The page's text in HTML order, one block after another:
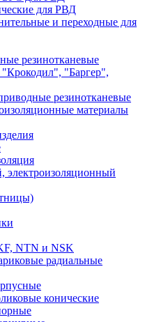
для РВД
и переходные для
резинотканевые
"Баргер",
резинотканевые
материалы
электроизоляционный
NTN и NSK
радиальные
конические